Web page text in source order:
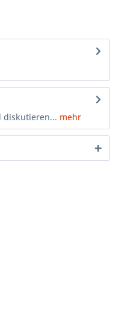
diskutieren... mehr